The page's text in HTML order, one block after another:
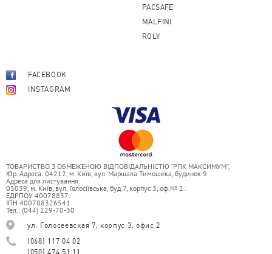
PACSAFE
MALFINI
ROLY
FACEBOOK
INSTAGRAM
ТОВАРИСТВО З ОБМЕЖЕНОЮ ВІДПОВІДАЛЬНІСТЮ “РПК МАКСИМУМ”,
Юр. Адреса: 04212, м. Київ, вул. Маршала Тимошека, будинок 9
Адреса для листування:
03039, м. Київ, вул. Голосіївська, буд 7, корпус 3, оф.№ 2.
ЕДРПОУ 40078837
ІПН 400788326541
Тел.: (044) 229-70-30
ул. Голосеевская 7, корпус 3, офис 2
(068) 117 04 02
(050) 474 51 11